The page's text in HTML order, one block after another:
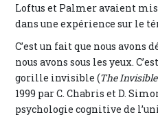
Loftus et Palmer avaient
dans une expérience sur le
C’est un fait que nous avons
nous avons sous les yeux.
gorille invisible (The
1999 par C. Chabris et D.
psychologie cognitive de